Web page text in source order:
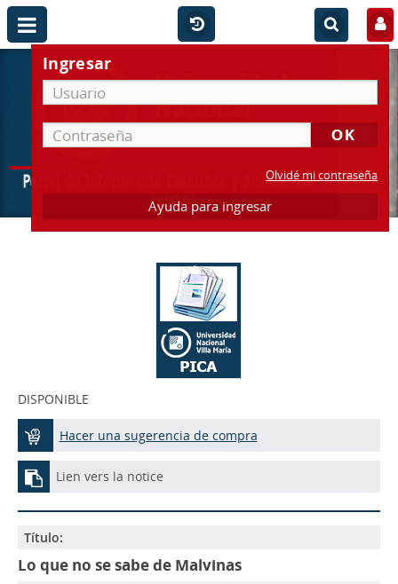
Ingresar
Olvidé mi contraseña
Ayuda para ingresar
DISPONIBLE
Hacer una sugerencia de compra
Lien vers la notice
Título:
Lo que no se sabe de Malvinas